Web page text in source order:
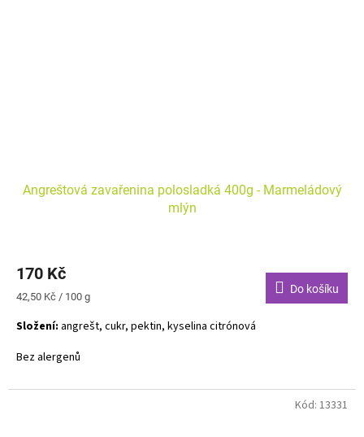
Angreštová zavařenina polosladká 400g - Marmeládový
mlýn
170 Kč
Měrná
42,50 Kč / 100 g
Do košíku
Složení: angrešt, cukr, pektin, kyselina citrónová
Bez alergenů
Kód: 13331